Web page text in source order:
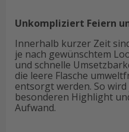
Unkompliziert Feiern
Innerhalb kurzer Zeit
je nach gewünschtem
und schnelle
die leere Flasche
entsorgt werden. So
besonderen Highlight
Aufwand.